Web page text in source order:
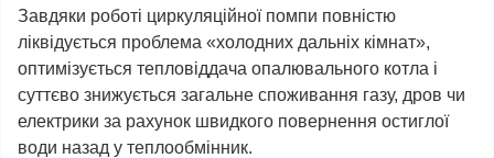
Завдяки роботі циркуляційної помпи повністю
ліквідується проблема «холодних дальніх кімнат»,
оптимізується тепловіддача опалювального котла і
суттєво знижується загальне споживання газу, дров чи
електрики за рахунок швидкого повернення остиглої
води назад у теплообмінник.